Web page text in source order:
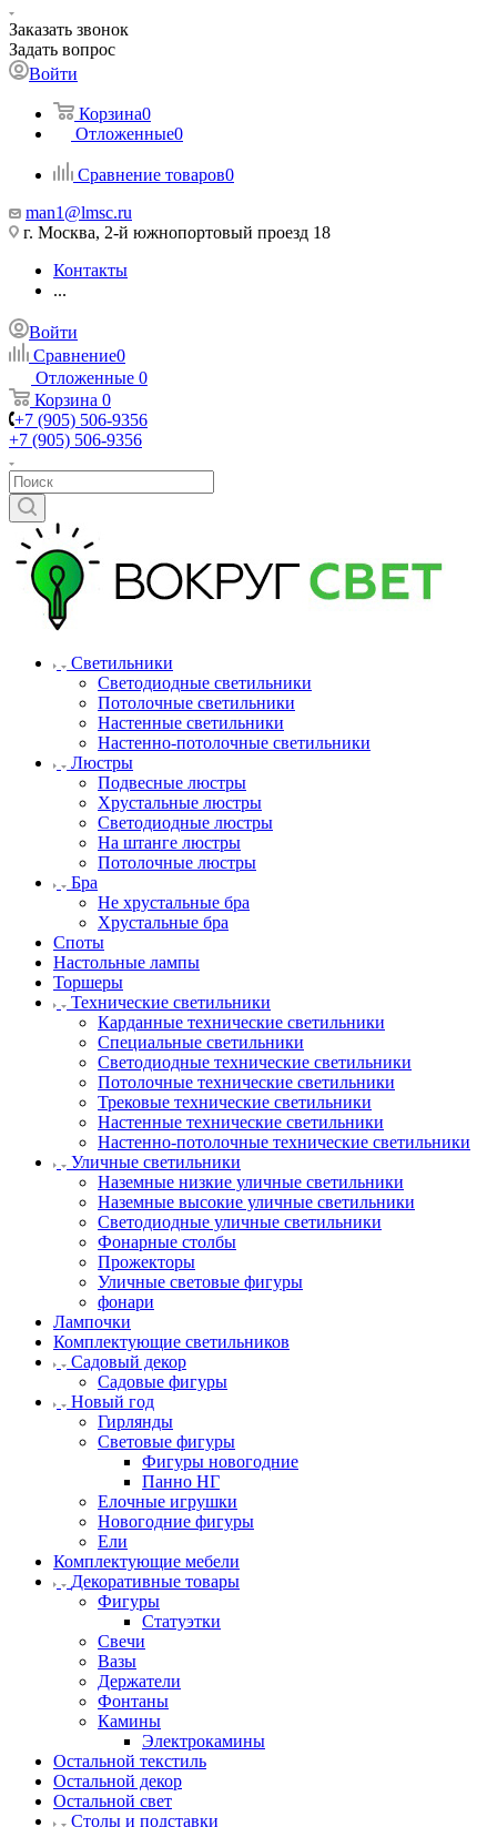
Заказать звонок
Задать вопрос
Войти
Корзина0
Отложенные0
Сравнение товаров0
man1@lmsc.ru
г. Москва, 2-й южнопортовый проезд 18
Контакты
...
Войти
Сравнение0
Отложенные 0
Корзина 0
+7 (905) 506-9356
+7 (905) 506-9356
Светильники
Светодиодные светильники
Потолочные светильники
Настенные светильники
Настенно-потолочные светильники
Люстры
Подвесные люстры
Хрустальные люстры
Светодиодные люстры
На штанге люстры
Потолочные люстры
Бра
Не хрустальные бра
Хрустальные бра
Споты
Настольные лампы
Торшеры
Технические светильники
Карданные технические светильники
Специальные светильники
Светодиодные технические светильники
Потолочные технические светильники
Трековые технические светильники
Настенные технические светильники
Настенно-потолочные технические светильники
Уличные светильники
Наземные низкие уличные светильники
Наземные высокие уличные светильники
Светодиодные уличные светильники
Фонарные столбы
Прожекторы
Уличные световые фигуры
фонари
Лампочки
Комплектующие светильников
Садовый декор
Садовые фигуры
Новый год
Гирлянды
Световые фигуры
Фигуры новогодние
Панно НГ
Елочные игрушки
Новогодние фигуры
Ели
Комплектующие мебели
Декоративные товары
Фигуры
Статуэтки
Свечи
Вазы
Держатели
Фонтаны
Камины
Электрокамины
Остальной текстиль
Остальной декор
Остальной свет
Столы и подставки